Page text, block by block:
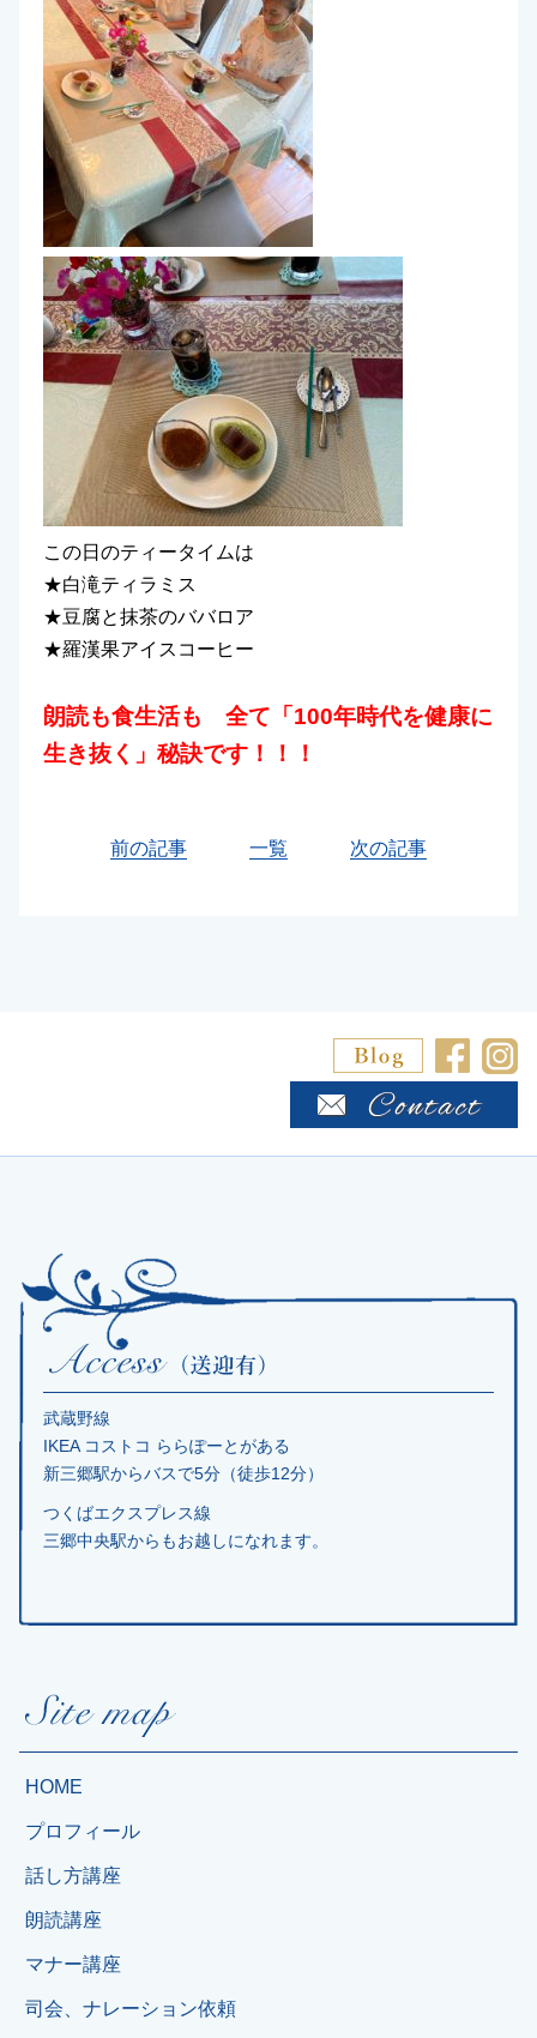
この日のティータイムは
★白滝ティラミス
★豆腐と抹茶のババロア
★羅漢果アイスコーヒー
朗読も食生活も 全て「100年時代を健康に
生き抜く」秘訣です！！！
前の記事 一覧 次の記事
武蔵野線
IKEA コストコ ららぽーとがある
新三郷駅からバスで5分（徒歩12分）
つくばエクスプレス線
三郷中央駅からもお越しになれます。
HOME
プロフィール
話し方講座
朗読講座
マナー講座
司会、ナレーション依頼